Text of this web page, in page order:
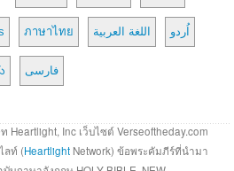
ภาษาไทย اللغة العربية اُردو
فارسی
Inc เว็บไซต์ Verseoftheday.com
ลท์ (Heartlight Network) ข้อพระคัมภีร์ที่นำมา